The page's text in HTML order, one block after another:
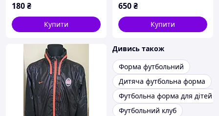
180₴
Купити
650₴
Купити
Дивись також
Форма футбольний
Дитяча футбольна форма
Футбольна форма для дітей
Футбольний клуб